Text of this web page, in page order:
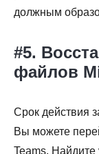
должным
#5.
файлов
Срок действия
Вы можете
Teams.